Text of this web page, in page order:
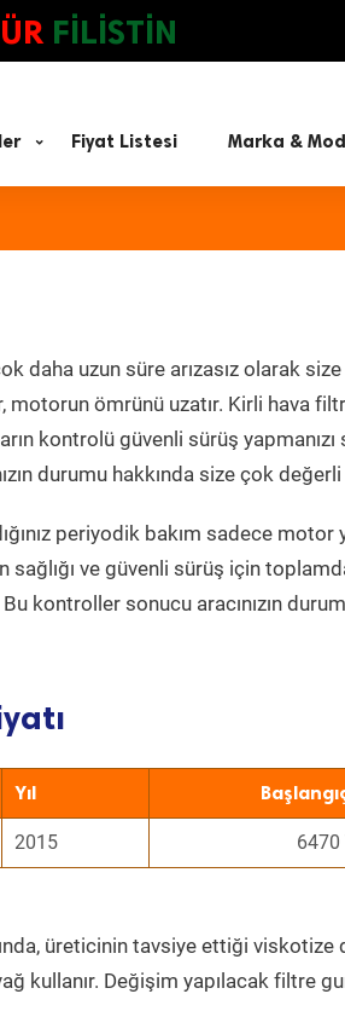
FİLİSTİN
Fiyat Listesi Marka &
daha uzun süre arızasız olarak
motorun ömrünü uzatır. Kirli hava
kontrolü güvenli sürüş yapmanızı
durumu hakkında size çok
periyodik bakım sadece
sağlığı ve güvenli sürüş için
kontroller sonucu aracınızın
Yıl
2015 6470
üreticinin tavsiye ettiği viskotize
kullanır. Değişim yapılacak filtre